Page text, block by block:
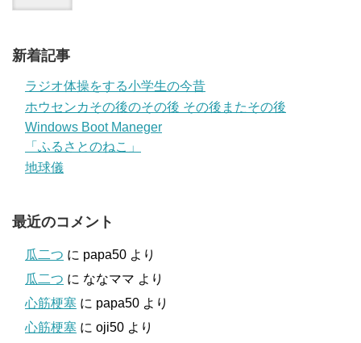
新着記事
ラジオ体操をする小学生の今昔
ホウセンカその後のその後 その後またその後
Windows Boot Maneger
「ふるさとのねこ」
地球儀
最近のコメント
瓜二つ に papa50 より
瓜二つ に ななママ より
心筋梗塞 に papa50 より
心筋梗塞 に oji50 より